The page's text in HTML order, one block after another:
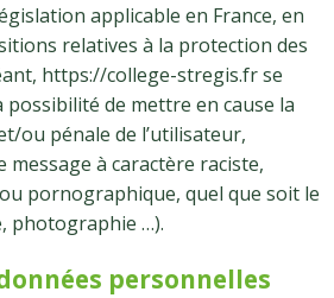
applicable en France, en
relatives à la protection des
https://college-stregis.fr se
de mettre en cause la
ou pénale de l’utilisateur,
message à caractère raciste,
pornographique, quel que soit le
photographie …).
personnelles